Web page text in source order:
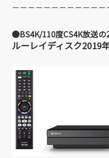
－－－－－－－－－－－
●BS4K/110度CS4K放送の
ルーレイディスク2019